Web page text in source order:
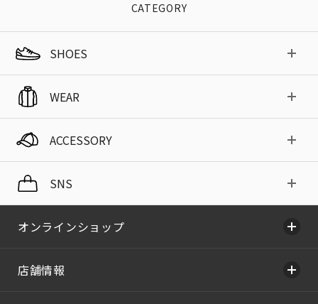
CATEGORY
SHOES
WEAR
ACCESSORY
SNS
オンラインショップ
店舗情報